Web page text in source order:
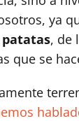
ya
, de
que se